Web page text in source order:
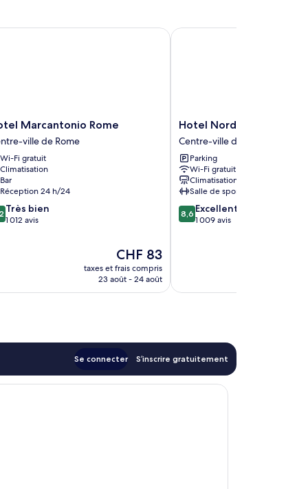
Marcantonio Rome
ville de Rome
Wi-Fi gratuit
Climatisation
Bar
Réception 24 h/24
Très bien
1 012 avis
Le
nouveau
prix
CHF 83
taxes et frais compris
23 août - 24 août
Marcantonio Rome
Hotel
Nord
Nuova
Roma
Centre-
ville
de
Rome
Hotel Nord Nuova
Centre-ville de Rome
Parking
Wi-Fi gratuit
Climatisation
Salle de sport
8.6
sur
8,6 Excellent
1 009 avis
Hotel Nord Nuova
Se connecter S’inscrire gratuitement